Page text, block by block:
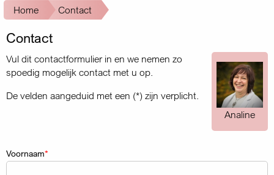
Kruimelpad
Home Contact
Contact
Vul dit contactformulier in en we nemen zo
spoedig mogelijk contact met u op.
De velden aangeduid met een (*) zijn verplicht.
Analine
Naam
Voornaam